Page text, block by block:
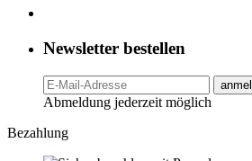
Newsletter bestellen
Abmeldung jederzeit möglich
Bezahlung